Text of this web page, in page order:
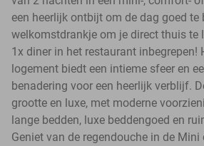
een heerlijk ontbijt om de dag goed te
welkomstdrankje om je direct thuis te
1x diner in het restaurant inbegrepen!
logement biedt een intieme sfeer en
benadering voor een heerlijk verblijf.
grootte en luxe, met moderne
lange bedden, luxe beddengoed en
Geniet van de regendouche in de